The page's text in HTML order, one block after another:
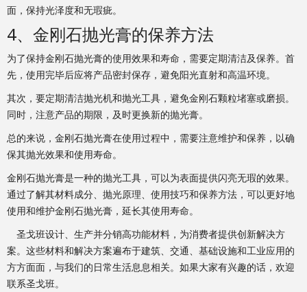
面，保持光泽度和无瑕疵。
4、金刚石抛光膏的保养方法
为了保持金刚石抛光膏的使用效果和寿命，需要定期清洁及保养。首
先，使用完毕后应将产品密封保存，避免阳光直射和高温环境。
其次，要定期清洁抛光机和抛光工具，避免金刚石颗粒堵塞或磨损。
同时，注意产品的期限，及时更换新的抛光膏。
总的来说，金刚石抛光膏在使用过程中，需要注意维护和保养，以确
保其抛光效果和使用寿命。
金刚石抛光膏是一种的抛光工具，可以为表面提供闪亮无瑕的效果。
通过了解其材料成分、抛光原理、使用技巧和保养方法，可以更好地
使用和维护金刚石抛光膏，延长其使用寿命。
圣戈班设计、生产并分销高功能材料，为消费者提供创新解决方
案。这些材料和解决方案遍布于建筑、交通、基础设施和工业应用的
方方面面，与我们的日常生活息息相关。如果大家有兴趣的话，欢迎
联系圣戈班。